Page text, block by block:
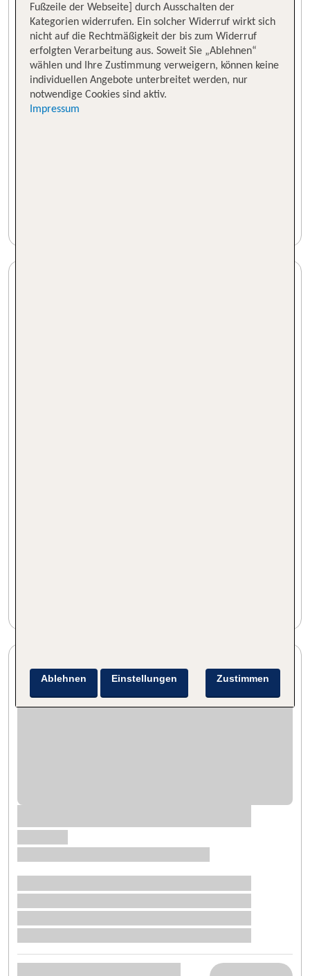
Fußzeile der Webseite] durch Ausschalten der
Kategorien widerrufen. Ein solcher Widerruf wirkt sich
nicht auf die Rechtmäßigkeit der bis zum Widerruf
erfolgten Verarbeitung aus. Soweit Sie „Ablehnen“
wählen und Ihre Zustimmung verweigern, können keine
individuellen Angebote unterbreitet werden, nur
notwendige Cookies sind aktiv.
Impressum
Zustimmen
Ablehnen Einstellungen